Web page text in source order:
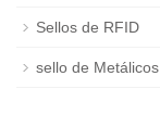
Sellos de RFID
sello de Metálicos